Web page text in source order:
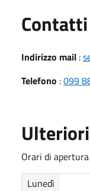
Contatti
Indirizzo mail :
Telefono :099
Orari di
Lunedì